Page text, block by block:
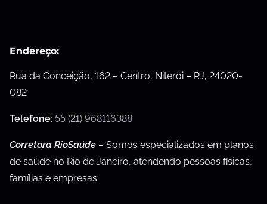
Endereço:
Rua da Conceição, 162 – Centro, Niterói – RJ, 24020-
082
Telefone: 55 (21) 968116388
Corretora RioSaúde – Somos especializados em planos
de saúde no Rio de Janeiro, atendendo pessoas físicas,
famílias e empresas.